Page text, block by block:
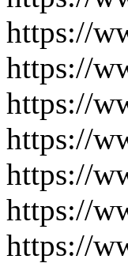
https://
https://
https://
https://
https://
https://
https://